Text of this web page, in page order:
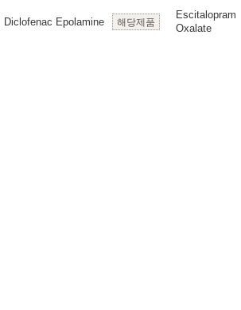
Diclofenac Epolamine 해당제품
Escitalopram
Oxalate